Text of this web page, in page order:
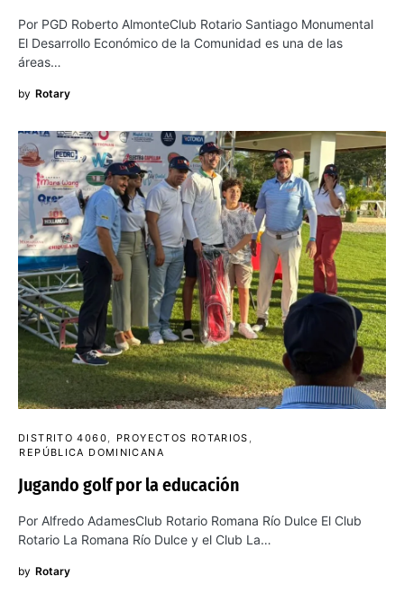
Por PGD Roberto AlmonteClub Rotario Santiago Monumental
El Desarrollo Económico de la Comunidad es una de las
áreas…
by Rotary
DISTRITO 4060
PROYECTOS ROTARIOS
REPÚBLICA DOMINICANA
Jugando golf por la educación
Por Alfredo AdamesClub Rotario Romana Río Dulce El Club
Rotario La Romana Río Dulce y el Club La…
by Rotary